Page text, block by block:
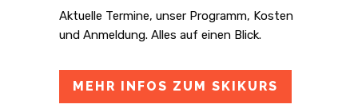
Aktuelle Termine, unser Programm, Kosten
und Anmeldung. Alles auf einen Blick.
MEHR INFOS ZUM SKIKURS